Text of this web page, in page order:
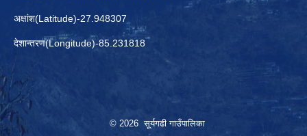
अक्षांश(Latitude)-27.948307
देशान्तरण(Longitude)-85.231818
© 2026 सूर्यगढी गाउँपालिका